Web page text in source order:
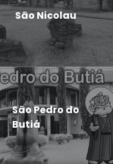
São Nicolau
São Pedro do
Butiá